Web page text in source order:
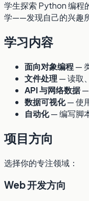
学生探索 Python 编
学——发现自己的兴趣所
学习内容
面向对象编程—
文件处理 — 读取
API 与网络数据—
数据可视化— 使
自动化— 编写脚
项目方向
选择你的专注领域：
Web 开发方向